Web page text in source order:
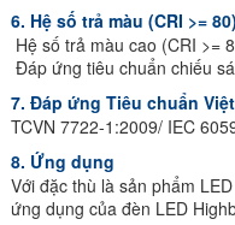
6. Hệ số trả màu (CRI >= 80)
Hệ số trả màu cao (CRI >=
Đáp ứng tiêu chuẩn chiếu
7. Đáp ứng Tiêu chuẩn
TCVN 7722-1:2009/ IEC
8. Ứng dụng
Với đặc thù là sản phẩm
ứng dụng của đèn LED